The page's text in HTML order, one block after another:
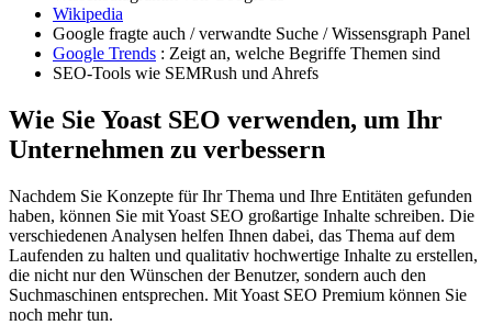
Wikipedia
Google fragte auch / verwandte Suche / Wissensgraph Panel
Google Trends : Zeigt an, welche Begriffe Themen sind
SEO-Tools wie SEMRush und Ahrefs
Wie Sie Yoast SEO verwenden, um Ihr
Unternehmen zu verbessern
Nachdem Sie Konzepte für Ihr Thema und Ihre Entitäten gefunden
haben, können Sie mit Yoast SEO großartige Inhalte schreiben. Die
verschiedenen Analysen helfen Ihnen dabei, das Thema auf dem
Laufenden zu halten und qualitativ hochwertige Inhalte zu erstellen,
die nicht nur den Wünschen der Benutzer, sondern auch den
Suchmaschinen entsprechen. Mit Yoast SEO Premium können Sie
noch mehr tun.